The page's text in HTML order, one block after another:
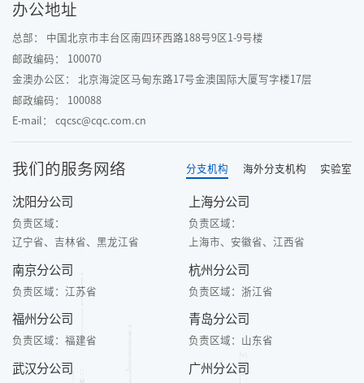
办公地址
总部： 中国北京市丰台区南四环西路188号9区1-9号楼
邮政编码： 100070
金澳办公区： 北京海淀区马甸东路17号金澳国际大厦写字楼17层
邮政编码： 100088
E-mail： cqcsc@cqc.com.cn
我们的服务网络 分支机构 海外分支机构 实验室
沈阳分公司
负责区域：
辽宁省、吉林省、黑龙江省
上海分公司
负责区域：
上海市、安徽省、江西省
南京分公司
负责区域： 江苏省
杭州分公司
负责区域：浙江省
福州分公司
负责区域： 福建省
青岛分公司
负责区域： 山东省
武汉分公司 广州分公司